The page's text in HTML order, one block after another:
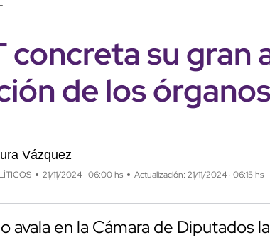
concreta su gran
de los
Vázquez
21/11/2024 · 06:00 hs Actualización: 21/11/2024 · 06:15 hs
avala en la Cámara de Diputados